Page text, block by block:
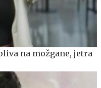
na možgane, jetra